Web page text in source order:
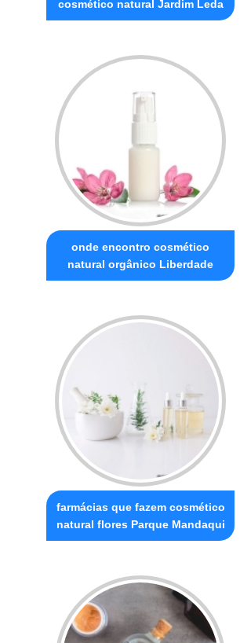
cosmético natural Jardim Leda
onde encontro cosmético
natural orgânico Liberdade
farmácias que fazem cosmético
natural flores Parque Mandaqui